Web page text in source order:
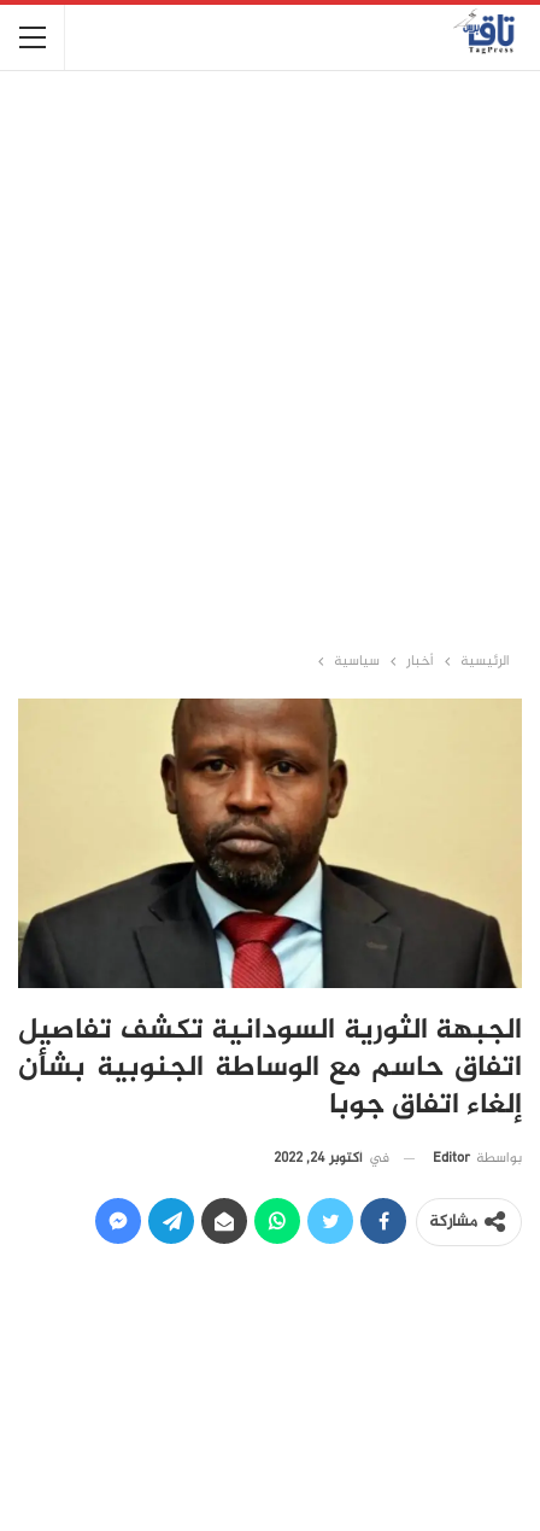
الرئيسية أخبار سياسية
الجبهة الثورية السودانية تكشف تفاصيل
اتفاق حاسم مع الوساطة الجنوبية بشأن
إلغاء اتفاق جوبا
بواسطة Editor في أكتوبر 24, 2022
مشاركة